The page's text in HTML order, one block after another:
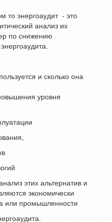
то энергоаудит - это
анализ их
по снижению
и сколько она
уровня
этих альтернатив и
экономически
или промышленности